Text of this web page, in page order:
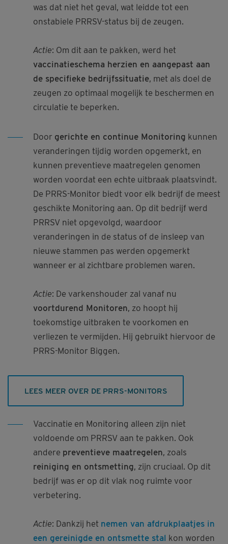
was dat niet het geval, wat leidde tot een
onstabiele PRRSV-status bij de zeugen.
Actie: Om dit aan te pakken, werd het
vaccinatieschema herzien en aangepast aan
de specifieke bedrijfssituatie, met als doel de
zeugen zo optimaal mogelijk te beschermen en
circulatie te beperken.
Door gerichte en continue Monitoring kunnen
veranderingen tijdig worden opgemerkt, en
kunnen preventieve maatregelen genomen
worden voordat een echte uitbraak plaatsvindt.
De PRRS-Monitor biedt voor elk bedrijf de meest
geschikte Monitoring aan. Op dit bedrijf werd
PRRSV niet opgevolgd, waardoor
veranderingen in de status of de insleep van
nieuwe stammen pas werden opgemerkt
wanneer er al zichtbare problemen waren.
Actie: De varkenshouder zal vanaf nu
voortdurend Monitoren, zo hoopt hij
toekomstige uitbraken te voorkomen en
verliezen te vermijden. Hij gebruikt hiervoor de
PRRS-Monitor Biggen.
LEES MEER OVER DE PRRS-MONITORS
Vaccinatie en Monitoring alleen zijn niet
voldoende om PRRSV aan te pakken. Ook
andere preventieve maatregelen, zoals
reiniging en ontsmetting, zijn cruciaal. Op dit
bedrijf was er op dit vlak nog ruimte voor
verbetering.
Actie: Dankzij het nemen van afdrukplaatjes in
een gereinigde en ontsmette stal kon worden